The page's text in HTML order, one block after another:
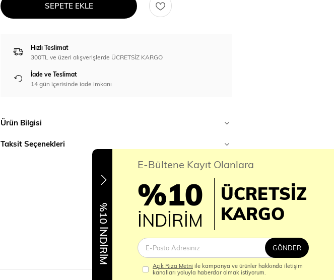
SEPETE EKLE
Hızlı Teslimat
300TL ve üzeri alışverişlerde ÜCRETSİZ KARGO
İade ve Teslimat
14 gün içerisinde iade imkanı
Ürün Bilgisi
Taksit Seçenekleri
%10 İNDİRİM
E-Bültene Kayıt Olanlara
%10
İNDİRİM
ÜCRETSİZ
KARGO
GÖNDER
Açık Rıza Metni ile kampanya ve ürünler hakkında iletişim
kanalları yoluyla haberdar olmak istiyorum.